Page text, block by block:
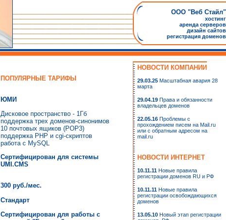
ООО "Веб Стайл"
хостинг
аренда серверов
дизайн сайтов
регистрация доменов
ПОПУЛЯРНЫЕ ТАРИФЫ
ЮМИ
Дисковое пространство - 1Гб
поддержка трех доменов-синонимов
10 почтовых ящиков (POP3)
поддержка PHP и cgi-скриптов
работа с MySQL
Сертифицирован для системы
UMI.CMS
300 руб./мес.
Стандарт
Сертифицирован для работы с
НОВОСТИ КОМПАНИИ
29.03.25 Масштабная авария 28
марта
29.04.19 Права и обязанности
владельцев доменов
22.05.16 Проблемы с
прохождением писем на Mail.ru
или с обратным адресом на
mail.ru
НОВОСТИ ИНТЕРНЕТ
10.11.11 Новые правила
регистрации доменов RU и РФ
10.11.11 Новые правила
регистрации освобождающихся
доменов
13.05.10 Новый этап регистрации